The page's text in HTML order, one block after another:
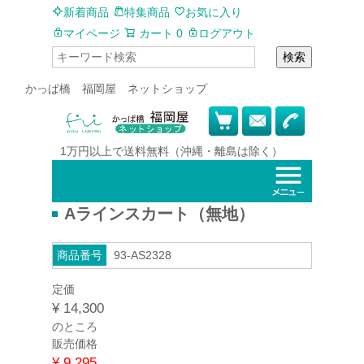
新着商品 特集商品
お気に入り
マイページ
カート 0
ログアウト
検索
かっぱ橋 福岡屋 ネットショップ
1万円以上で送料無料 （沖縄・離島は除く）
Aラインスカート（無地）
商品番号 93-AS2328
定価
¥ 14,300
のところ
販売価格